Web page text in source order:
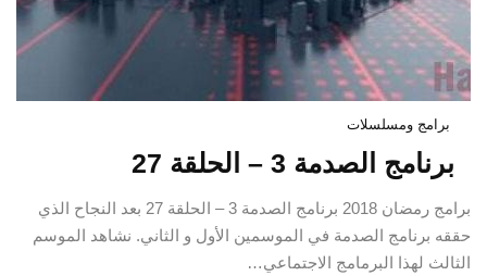
برامج ومسلسلات
برنامج الصدمة 3 – الحلقة 27
برامج رمضان 2018 برنامج الصدمة 3 – الحلقة 27 بعد النجاح الذي
حققه برنامج الصدمة في الموسمين الأول و الثاني. نشاهد الموسم
الثالث لهذا البرمامج الاجتماعي…